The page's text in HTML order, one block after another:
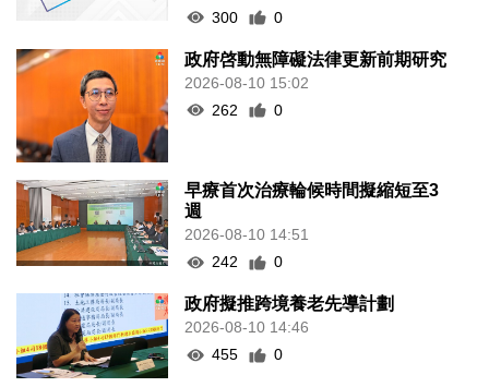
300
0
政府啓動無障礙法律更新前期研究
2026-08-10 15:02
262
0
早療首次治療輪候時間擬縮短至3
週
2026-08-10 14:51
242
0
政府擬推跨境養老先導計劃
2026-08-10 14:46
455
0